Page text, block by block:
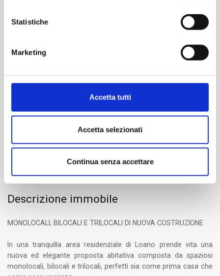
Statistiche
Marketing
Accetta tutti
Accetta selezionati
Continua senza accettare
Bagni
1
Box/Posto auto
Sì
Descrizione immobile
MONOLOCALI, BILOCALI E TRILOCALI DI NUOVA COSTRUZIONE
In una tranquilla area residenziale di Loano prende vita una
nuova ed elegante proposta abitativa composta da spaziosi
monolocali, bilocali e trilocali, perfetti sia come prima casa che